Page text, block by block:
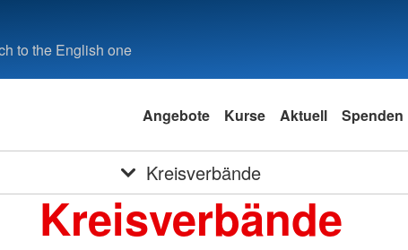
to the English one
Angebote Kurse Aktuell Spenden
Kreisverbände
Kreisverbände